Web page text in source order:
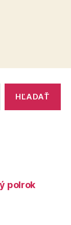
polrok